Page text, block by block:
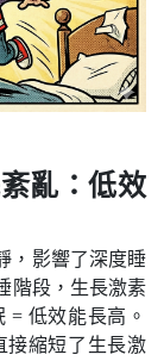
亂：低效
，影響了深度睡
階段，生長激素
= 低效能長高。
接縮短了生長激